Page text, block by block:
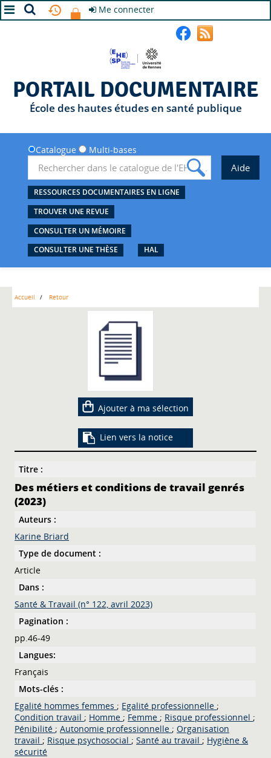
Me connecter
PORTAIL DOCUMENTAIRE
École des hautes études en santé publique
Catalogue Multi-bases
RESSOURCES DOCUMENTAIRES EN LIGNE
TROUVER UNE REVUE
CONSULTER UN MÉMOIRE
CONSULTER UNE THÈSE
HAL
Accueil Retour
Ajouter à ma sélection
Lien vers la notice
Titre :
Des métiers et conditions de travail genrés
(2023)
Auteurs :
Karine Briard
Type de document :
Article
Dans :
Santé & Travail (n° 122, avril 2023)
Pagination :
pp.46-49
Langues:
Français
Mots-clés :
Egalité hommes femmes ; Egalité professionnelle ;
Condition travail ; Homme ; Femme ; Risque professionnel ;
Pénibilité ; Autonomie professionnelle ; Organisation
travail ; Risque psychosocial ; Santé au travail ; Hygiène &
sécurité